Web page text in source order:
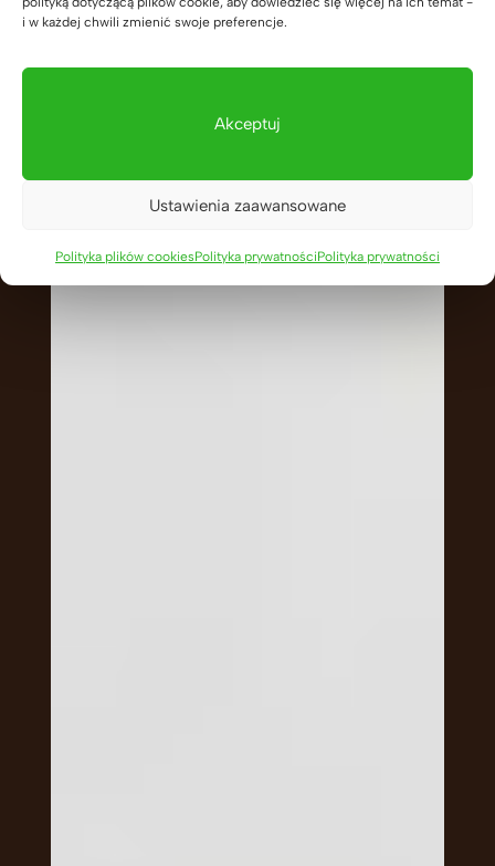
i w każdej chwili zmienić swoje preferencje.
Akceptuj
Ustawienia zaawansowane
Polityka plików cookiesPolityka prywatnościPolityka prywatności